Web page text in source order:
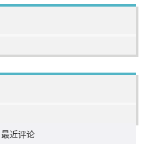
最近评论